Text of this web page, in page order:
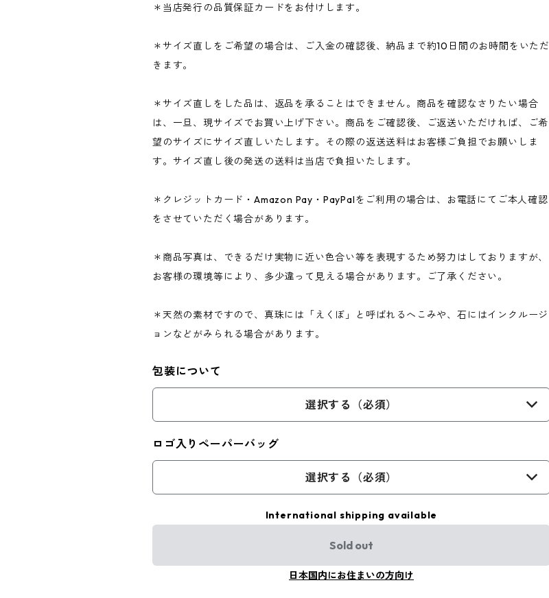
＊当店発行の品質保証カードをお付けします。
＊サイズ直しをご希望の場合は、ご入金の確認後、納品まで約10日間のお時間をいただ
きます。
＊サイズ直しをした品は、返品を承ることはできません。商品を確認なさりたい場合
は、一旦、現サイズでお買い上げ下さい。商品をご確認後、ご返送いただければ、ご希
望のサイズにサイズ直しいたします。その際の返送送料はお客様ご負担でお願いしま
す。サイズ直し後の発送の送料は当店で負担いたします。
＊クレジットカード・Amazon Pay・PayPalをご利用の場合は、お電話にてご本人確認
をさせていただく場合があります。
＊商品写真は、できるだけ実物に近い色合い等を表現するため努力はしておりますが、
お客様の環境等により、多少違って見える場合があります。ご了承ください。
＊天然の素材ですので、真珠には「えくぼ」と呼ばれるへこみや、石にはインクルージ
ョンなどがみられる場合があります。
包装について
選択する（必須）
ロゴ入りペーパーバッグ
選択する（必須）
International shipping available
Sold out
日本国内にお住まいの方向け